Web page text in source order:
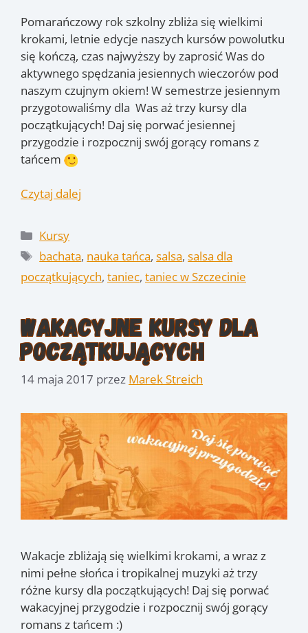
Pomarańczowy rok szkolny zbliża się wielkimi
krokami, letnie edycje naszych kursów powolutku
się kończą, czas najwyższy by zaprosić Was do
aktywnego spędzania jesiennych wieczorów pod
naszym czujnym okiem! W semestrze jesiennym
przygotowaliśmy dla Was aż trzy kursy dla
początkujących! Daj się porwać jesiennej
przygodzie i rozpocznij swój gorący romans z
tańcem
Czytaj dalej
Kategorie
Kursy
Tagi
bachata, nauka tańca,salsa,salsa dla
początkujących, taniec, taniec w Szczecinie
Wakacyjne kursy dla
początkujących
14 maja 2017 przez Marek Streich
Wakacje zbliżają się wielkimi krokami, a wraz z
nimi pełne słońca i tropikalnej muzyki aż trzy
różne kursy dla początkujących! Daj się porwać
wakacyjnej przygodzie i rozpocznij swój gorący
romans z tańcem :)